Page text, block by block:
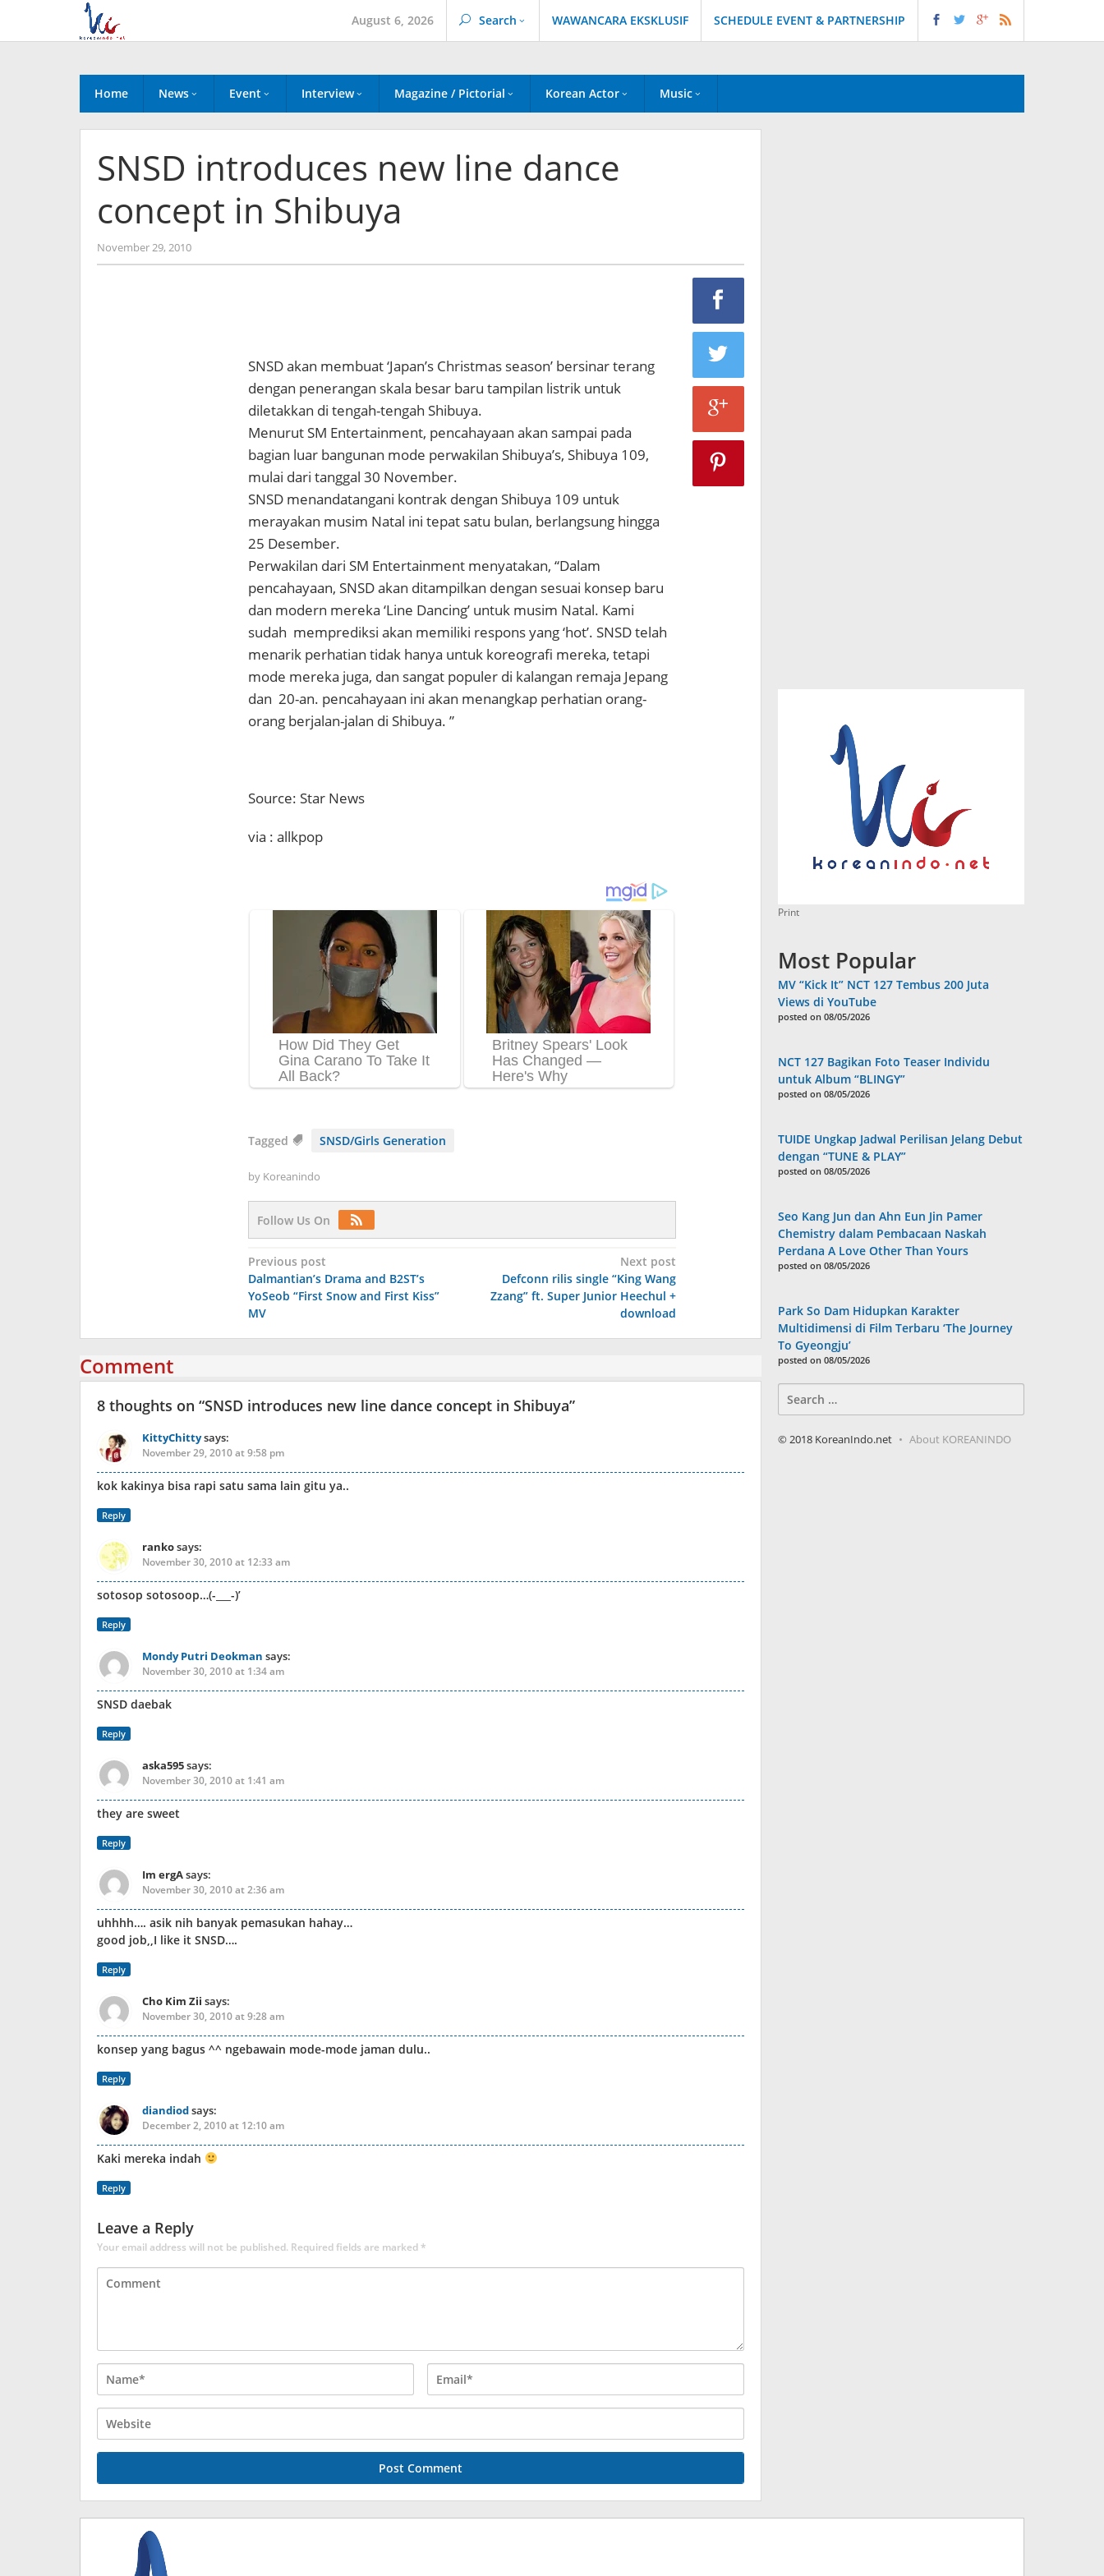
content
August 6, 2026 Search WAWANCARA EKSKLUSIF SCHEDULE EVENT & PARTNERSHIP
Home News Event Interview Magazine / Pictorial Korean Actor Music
SNSD introduces new line dance
concept in Shibuya
November 29, 2010by
Koreanindo
SNSD akan membuat ‘Japan’s Christmas season’ bersinar terang
dengan penerangan skala besar baru tampilan listrik untuk
diletakkan di tengah-tengah Shibuya.
Menurut SM Entertainment, pencahayaan akan sampai pada
bagian luar bangunan mode perwakilan Shibuya’s, Shibuya 109,
mulai dari tanggal 30 November.
SNSD menandatangani kontrak dengan Shibuya 109 untuk
merayakan musim Natal ini tepat satu bulan, berlangsung hingga
25 Desember.
Perwakilan dari SM Entertainment menyatakan, “Dalam
pencahayaan, SNSD akan ditampilkan dengan sesuai konsep baru
dan modern mereka ‘Line Dancing’ untuk musim Natal. Kami
sudah memprediksi akan memiliki respons yang ‘hot’. SNSD telah
menarik perhatian tidak hanya untuk koreografi mereka, tetapi
mode mereka juga, dan sangat populer di kalangan remaja Jepang
dan 20-an. pencahayaan ini akan menangkap perhatian orang-
orang berjalan-jalan di Shibuya. ”
Source: Star News
via : allkpop
Tagged SNSD/Girls Generation
by Koreanindo
Follow Us On
Post
navigation
Previous post
Dalmantian’s Drama and B2ST’s
YoSeob “First Snow and First Kiss”
MV
Next post
Defconn rilis single “King Wang
Zzang” ft. Super Junior Heechul +
download
Comment
8 thoughts on “SNSD introduces new line dance concept in Shibuya”
KittyChittysays:
November 29, 2010 at 9:58 pm
kok kakinya bisa rapi satu sama lain gitu ya..
Reply
rankosays:
November 30, 2010 at 12:33 am
sotosop sotosoop…(-___-)’
Reply
Mondy Putri Deokman says:
November 30, 2010 at 1:34 am
SNSD daebak
Reply
aska595says:
November 30, 2010 at 1:41 am
they are sweet
Reply
Im ergAsays:
November 30, 2010 at 2:36 am
uhhhh…. asik nih banyak pemasukan hahay…
good job,,I like it SNSD….
Reply
Cho Kim Zii says:
November 30, 2010 at 9:28 am
konsep yang bagus ^^ ngebawain mode-mode jaman dulu..
Reply
diandiodsays:
December 2, 2010 at 12:10 am
Kaki mereka indah
Reply
Leave a Reply
Your email address will not be published. Required fields are marked*
Print
Most Popular
MV “Kick It” NCT 127 Tembus 200 Juta
Views di YouTube
posted on 08/05/2026
NCT 127 Bagikan Foto Teaser Individu
untuk Album “BLINGY”
posted on 08/05/2026
TUIDE Ungkap Jadwal Perilisan Jelang Debut
dengan “TUNE & PLAY”
posted on 08/05/2026
Seo Kang Jun dan Ahn Eun Jin Pamer
Chemistry dalam Pembacaan Naskah
Perdana A Love Other Than Yours
posted on 08/05/2026
Park So Dam Hidupkan Karakter
Multidimensi di Film Terbaru ‘The Journey
To Gyeongju’
posted on 08/05/2026
for:
© 2018 KoreanIndo.net About KOREANINDO